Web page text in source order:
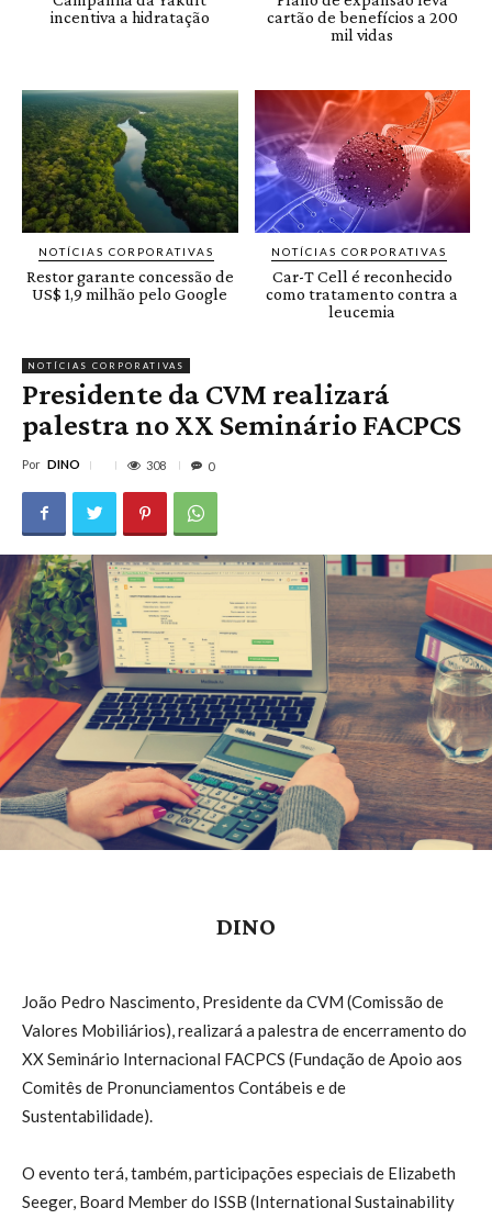
incentiva a hidratação
cartão de benefícios a 200
mil vidas
NOTÍCIAS CORPORATIVAS
Restor garante concessão de
US$ 1,9 milhão pelo Google
NOTÍCIAS CORPORATIVAS
Car-T Cell é reconhecido
como tratamento contra a
leucemia